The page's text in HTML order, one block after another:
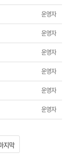
시 정지됩니다
트 실시
니다.
다
운영자
운영자
운영자
운영자
운영자
운영자
지막